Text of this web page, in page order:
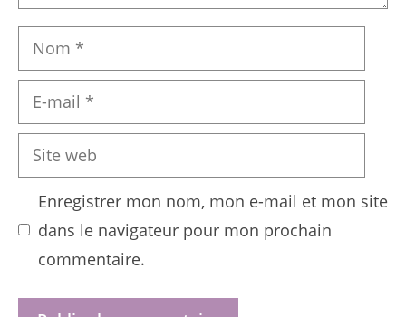
Nom
mail
Site
web
Enregistrer mon nom, mon e-mail et mon site
dans le navigateur pour mon prochain
commentaire.